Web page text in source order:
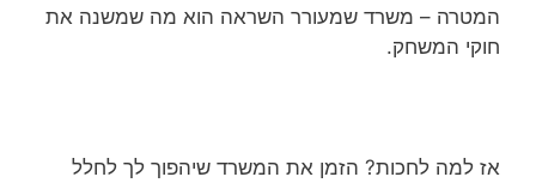
המטרה – משרד שמעורר השראה הוא מה שמשנה את
חוקי המשחק.
אז למה לחכות? הזמן את המשרד שיהפוך לך לחלל